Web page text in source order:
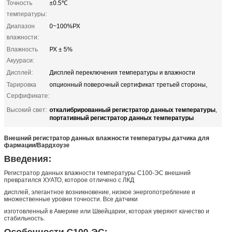
Точность
температуры:
±0.5℃
Диапазон
влажности:
0~100%РХ
Влажность
Акуураси:
РХ ± 5%
Дисплей:
Дисплей переключения температуры и влажности
Тарировка
Серфификате:
опционный поверочный сертификат третьей стороны,
Высокий свет: откалибрированный регистратор данных температуры,
портативный регистратор данных температуры
Внешний регистратор данных влажности температуры датчика для
фармации/Вардхоузе
Введения:
Регистратор данных влажности температуры С100-ЭС внешний
превратился ХУАТО, которое отличено с ЛКД
дисплей, элегантное возникновение, низкое энергопотребление и
множественные уровни точности. Все датчики
изготовленный в Америке или Швейцарии, которая уверяют качество и
стабильность.